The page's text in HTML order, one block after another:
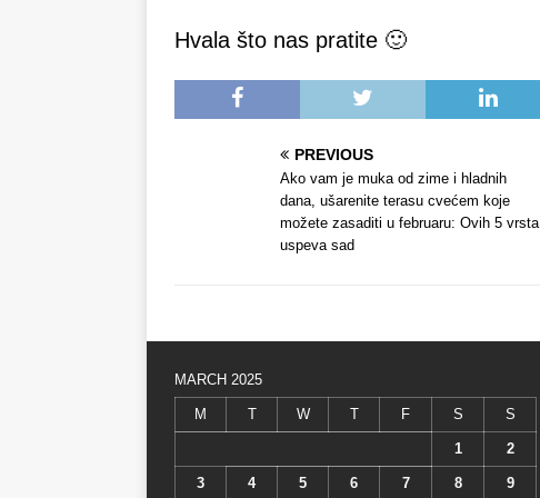
Hvala što nas pratite 🙂
PREVIOUS
Ako vam je muka od zime i hladnih
dana, ušarenite terasu cvećem koje
možete zasaditi u februaru: Ovih 5 vrsta
uspeva sad
MARCH 2025
M T W T F S S
1 2
3 4 5 6 7 8 9